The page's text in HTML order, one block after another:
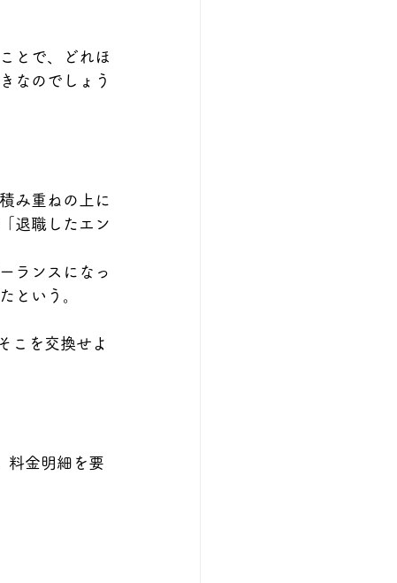
とで、どれほ
なのでしょう
み重ねの上に
退職したエン
ランスになっ
という。
こを交換せよ
料金明細を要